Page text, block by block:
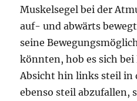
Muskelsegel bei der
auf- und abwärts
seine
könnten, hob es sich
Absicht hin links steil in
ebenso steil abzufallen,